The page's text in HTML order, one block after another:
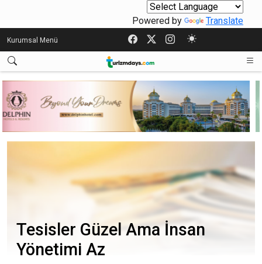
Powered by Translate
Kurumsal Menü
Tesisler Güzel Ama İnsan
Yönetimi Az